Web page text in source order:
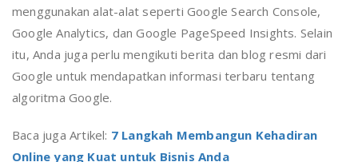
menggunakan alat-alat seperti Google Search Console,
Google Analytics, dan Google PageSpeed Insights. Selain
itu, Anda juga perlu mengikuti berita dan blog resmi dari
Google untuk mendapatkan informasi terbaru tentang
algoritma Google.
Baca juga Artikel: 7 Langkah Membangun Kehadiran
Online yang Kuat untuk Bisnis Anda